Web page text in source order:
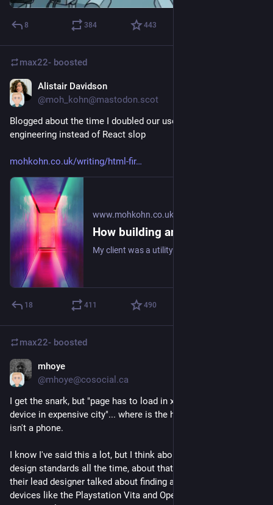
8 384 443
max22- boosted
Alistair Davidson
@moh_kohn@mastodon.scot
Blogged about the time I doubled our users by doing proper
engineering instead of React slop
mohkohn.co.uk/writing/html-fir
www.mohkohn.co.uk
18 411 490
max22- boosted
mhoye
@mhoye@cosocial.ca
I get the snark, but "page has to load in x time on expensive
device in expensive city"... where is the human? Your audience
isn't a phone.
I know I've said this a lot, but I think about the NHS digital
design standards all the time, about that presentation where
their lead designer talked about finding agent strings for
devices like the Playstation Vita and Opera for the Nintendo